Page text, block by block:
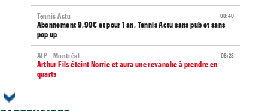
08:40
Tennis Actu
Abonnement 9,99€ et pour 1 an, Tennis Actu sans pub et sans
pop up
08:28
ATP - Montréal
Arthur Fils éteint Norrie et aura une revanche à prendre en
quarts